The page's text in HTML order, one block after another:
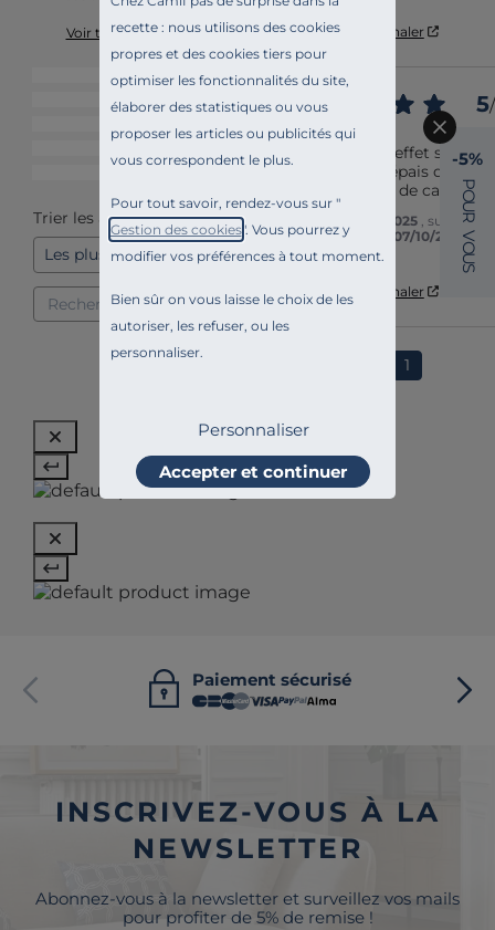
recette : nous utilisons des cookies
propres et des cookies tiers pour
optimiser les fonctionnalités du site,
élaborer des statistiques ou vous
proposer les articles ou publicités qui
vous correspondent le plus.
Pour tout savoir, rendez-vous sur "
Gestion des cookies". Vous pourrez y
modifier vos préférences à tout moment.
Bien sûr on vous laisse le choix de les
autoriser, les refuser, ou les
personnaliser.
Personnaliser
Accepter et continuer
contrôle
Voir tous les avis sur ce site
2
0
Trier les avis
Utile Signaler
5/
Avis vérifié
Très joli. Bel effet sur la
table. Verre épais qui
une auberge de
16/11/2025
, suite à
expérience du
07/10/2025 par
Anne A.
Utile Signaler
1
Paiement sécurisé
INSCRIVEZ-VOUS À LA
NEWSLETTER
Abonnez-vous à la newsletter et surveillez vos mails
pour profiter de 5% de remise !
-5%
P
O
U
R
V
O
U
S